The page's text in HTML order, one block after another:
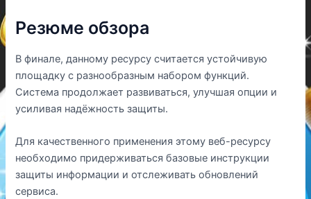
Резюме обзора
В финале, данному ресурсу считается устойчивую
площадку с разнообразным набором функций.
Система продолжает развиваться, улучшая опции и
усиливая надёжность защиты.
Для качественного применения этому веб-ресурсу
необходимо придерживаться базовые инструкции
защиты информации и отслеживать обновлений
сервиса.